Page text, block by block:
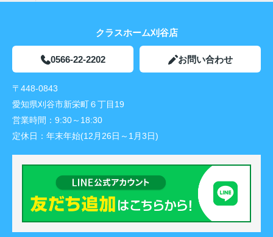
クラスホーム刈谷店
0566-22-2202 お問い合わせ
〒448-0843
愛知県刈谷市新栄町６丁目19
営業時間： 9:30～18:30
定休日： 年末年始(12月26日～1月3日)